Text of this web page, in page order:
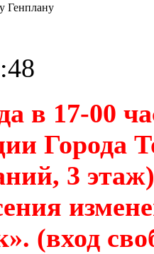
Генплану
в 17-00
Города
3
(вход